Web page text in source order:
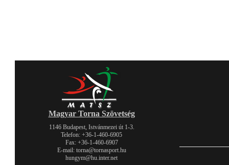
Magyar Torna Szövetség
1146 Budapest, Istvánmezei út 1-3.
Telefon: +36-1-460-6905
Fax: +36-1-460-6907
E-mail: torna@tornasport.hu
hungym@hu.inter.net